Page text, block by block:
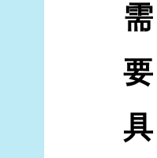
需
要
具